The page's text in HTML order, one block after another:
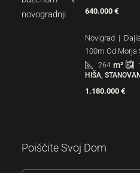
640.000 €
Novigrad |
100m Od Morja
264 m²
HIŠA,
1.180.000 €
Poiščite Svoj Dom